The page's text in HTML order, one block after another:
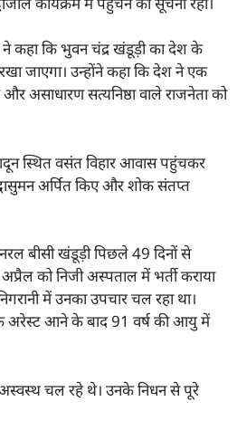
ने कहा कि भुवन चंद्र खंडूड़ी का देश के
जाएगा। उन्होंने कहा कि देश ने एक
असाधारण सत्यनिष्ठा वाले राजनेता को
स्थित वसंत विहार आवास पहुंचकर
अर्पित किए और शोक संतप्त
बीसी खंडूड़ी पिछले 49 दिनों से
को निजी अस्पताल में भर्ती कराया
में उनका उपचार चल रहा था।
अरेस्ट आने के बाद 91 वर्ष की आयु में
चल रहे थे। उनके निधन से पूरे